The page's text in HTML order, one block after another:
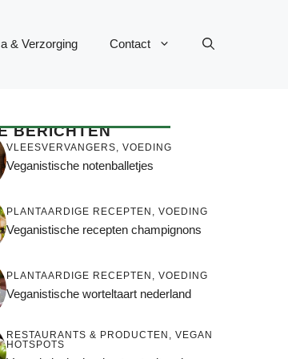
& Verzorging Contact
BERICHTEN
VLEESVERVANGERS, VOEDING
Veganistische notenballetjes
PLANTAARDIGE RECEPTEN , VOEDING
Veganistische recepten champignons
PLANTAARDIGE RECEPTEN , VOEDING
Veganistische worteltaart nederland
RESTAURANTS & PRODUCTEN , VEGAN
HOTSPOTS